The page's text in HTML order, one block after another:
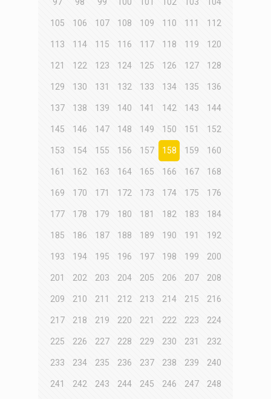
105 106 107 108 109 110 111 112
113 114 115 116 117 118 119 120
121 122 123 124 125 126 127 128
129 130 131 132 133 134 135 136
137 138 139 140 141 142 143 144
145 146 147 148 149 150 151 152
153 154 155 156 157 158 159 160
161 162 163 164 165 166 167 168
169 170 171 172 173 174 175 176
177 178 179 180 181 182 183 184
185 186 187 188 189 190 191 192
193 194 195 196 197 198 199 200
201 202 203 204 205 206 207 208
209 210 211 212 213 214 215 216
217 218 219 220 221 222 223 224
225 226 227 228 229 230 231 232
233 234 235 236 237 238 239 240
241 242 243 244 245 246 247 248